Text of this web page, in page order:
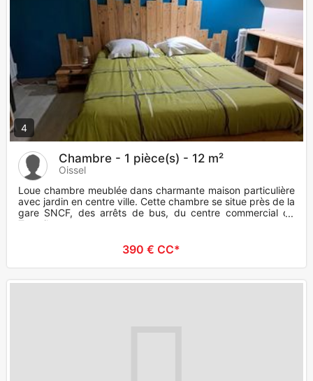
4
Chambre - 1 pièce(s) - 12 m²
Oissel
Loue chambre meublée dans charmante maison particulière
avec jardin en centre ville. Cette chambre se situe près de la
gare SNCF, des arrêts de bus, du centre commercial de
Tourvil
390 € CC*